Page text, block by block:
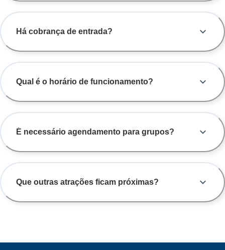
Há cobrança de entrada?
Qual é o horário de funcionamento?
É necessário agendamento para grupos?
Que outras atrações ficam próximas?